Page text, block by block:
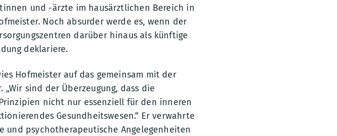
und -ärzte im hausärztlichen Bereich in
Noch absurder werde es, wenn der
darüber hinaus als künftige
deklariere.
Hofmeister auf das gemeinsam mit der
sind der Überzeugung, dass die
nicht nur essenziell für den inneren
Gesundheitswesen.“ Er verwahrte
psychotherapeutische Angelegenheiten